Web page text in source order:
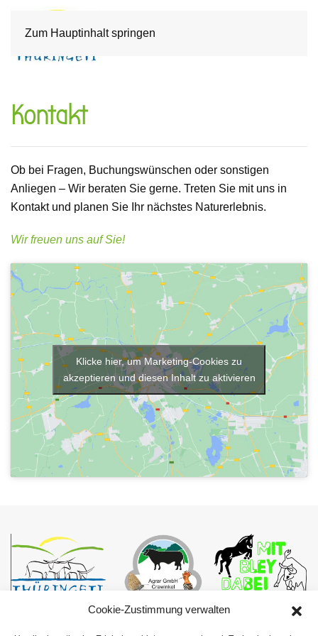
Cookie-Zustimmung verwalten
Zum Hauptinhalt springen
Kontakt
Ob bei Fragen, Buchungswünschen oder sonstigen
Anliegen – Wir beraten Sie gerne. Treten Sie mit uns in
Kontakt und planen Sie Ihr nächstes Naturerlebnis.
Wir freuen uns auf Sie!
Klicke hier, um Marketing-Cookies zu
akzeptieren und diesen Inhalt zu aktivieren